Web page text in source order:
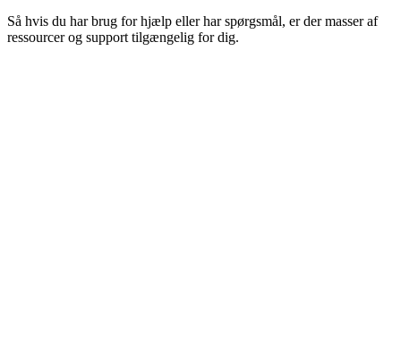
Så hvis du har brug for hjælp eller har spørgsmål, er der masser af
ressourcer og support tilgængelig for dig.